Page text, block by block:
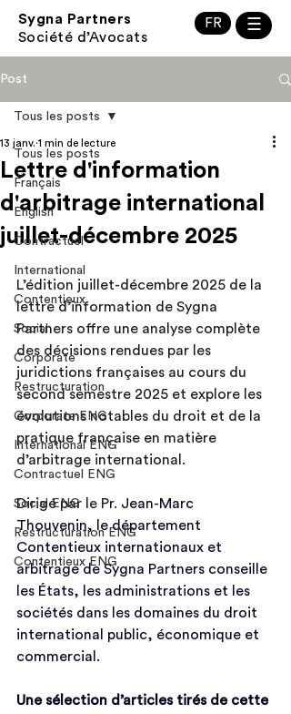
Sygna Partners
Société d’Avocats
FR ☰
Post
Tous les posts
Français
English
Contractuel
International
Contentieux
Social
Corporate
Restructuration
Corporate ENG
International ENG
Contractuel ENG
Social ENG
Restructuration ENG
Contentieux ENG
Tous les posts
Lettre d'information
d'arbitrage international
juillet-décembre 2025
13 janv. 1 min de lecture
L’édition juillet-décembre 2025 de la
lettre d’information de Sygna
Partners offre une analyse complète
des décisions rendues par les
juridictions françaises au cours du
second semestre 2025 et explore les
évolutions notables du droit et de la
pratique française en matière
d’arbitrage international.
Dirigé par le Pr. Jean-Marc
Thouvenin, le département
Contentieux internationaux et
arbitrage de Sygna Partners conseille
les États, les administrations et les
sociétés dans les domaines du droit
international public, économique et
commercial.
Une sélection d’articles tirés de cette